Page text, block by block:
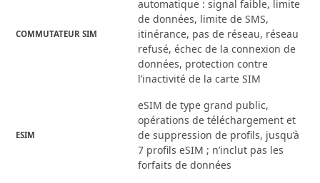
COMMUTATEUR SIM
automatique : signal faible, limite
de données, limite de SMS,
itinérance, pas de réseau, réseau
refusé, échec de la connexion de
données, protection contre
l’inactivité de la carte SIM
ESIM
eSIM de type grand public,
opérations de téléchargement et
de suppression de profils, jusqu’à
7 profils eSIM ; n’inclut pas les
forfaits de données